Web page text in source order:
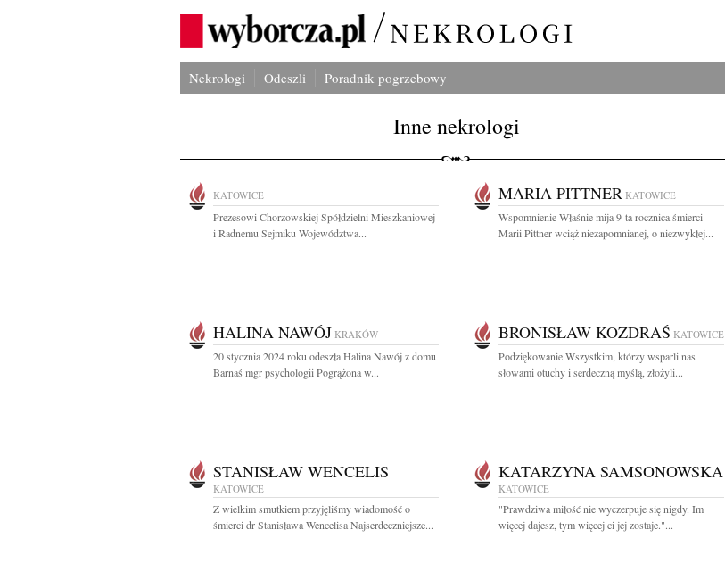
Nekrologi Odeszli Poradnik pogrzebowy
Inne nekrologi
KATOWICE
Prezesowi Chorzowskiej Spółdzielni Mieszkaniowej
i Radnemu Sejmiku Województwa...
MARIA PITTNER KATOWICE
Wspomnienie Właśnie mija 9-ta rocznica śmierci
Marii Pittner wciąż niezapomnianej, o niezwykłej...
HALINA NAWÓJ KRAKÓW
20 stycznia 2024 roku odeszła Halina Nawój z domu
Barnaś mgr psychologii Pogrążona w...
BRONISŁAW KOZDRAŚ KATOWICE
Podziękowanie Wszystkim, którzy wsparli nas
słowami otuchy i serdeczną myślą, złożyli...
STANISŁAW WENCELIS
KATOWICE
Z wielkim smutkiem przyjęliśmy wiadomość o
śmierci dr Stanisława Wencelisa Najserdeczniejsze...
KATARZYNA SAMSONOWSKA
KATOWICE
"Prawdziwa miłość nie wyczerpuje się nigdy. Im
więcej dajesz, tym więcej ci jej zostaje."...